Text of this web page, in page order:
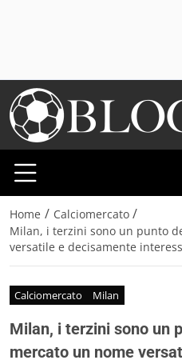
Home / Calciomercato /
Milan, i terzini sono un punto
versatile e decisamente
Calciomercato Milan
Milan, i terzini sono un
mercato un nome